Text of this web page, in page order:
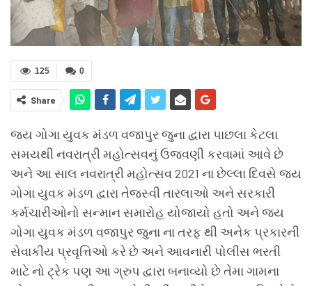
0
125
Share
જય ગોગા યુવક મંડળ વજાપુર જુના દ્વારા પાછલા કેટલા
સમયથી નવરાત્રી મહોત્સવનું ઉજવણી કરવામાં આવે છે
અને આ સાલ નવરાત્રી મહોત્સવ 2021 ના છેલ્લા દિવસે જય
ગોગા યુવક મંડળ દ્વારા તેજસ્વી તારલાઓ અને સરકારી
કર્મચારીઓનો સન્માન સમારોહ યોજાયો હતો અને જય
ગોગા યુવક મંડળ વજાપુર જુના ના તરફ થી અનેક પ્રકારની
સેવાકીય પ્રવૃત્તિઓ કરે છે અને આવનારી પોલીસ ભરતી
માટે નો ટ્રેક પણ આ ગ્રુપ દ્વારા બનાવ્યો છે તેમા ગામના